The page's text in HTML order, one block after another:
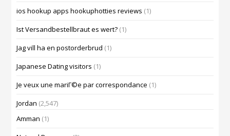
ios hookup apps hookuphotties reviews (1)
Ist Versandbestellbraut es wert? (1)
Jag vill ha en postorderbrud (1)
Japanese Dating visitors (1)
Je veux une mariГ©e par correspondance (1)
Jordan (2,547)
Amman (1)